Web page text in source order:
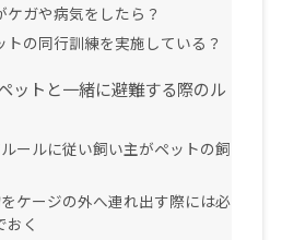
ガや病気をしたら？
トの同行訓練を実施している？
ットと一緒に避難する際のル
ールに従い飼い主がペットの飼
ケージの外へ連れ出す際には必
おく